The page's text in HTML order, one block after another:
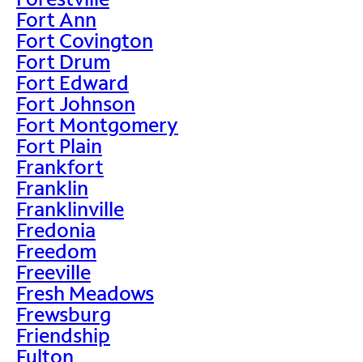
Fort Ann
Fort Covington
Fort Drum
Fort Edward
Fort Johnson
Fort Montgomery
Fort Plain
Frankfort
Franklin
Franklinville
Fredonia
Freedom
Freeville
Fresh Meadows
Frewsburg
Friendship
Fulton